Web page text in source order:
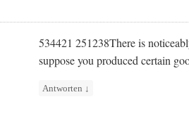
534421 251238There is
suppose you produced certain
Antworten ↓